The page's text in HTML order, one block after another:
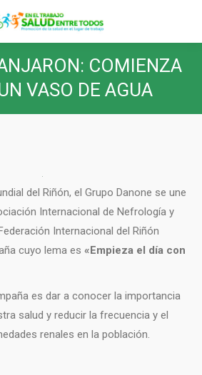
COMIENZA
VASO DE AGUA
del Riñón, el Grupo Danone se une
Internacional de Nefrología y
Internacional del Riñón
cuyo lema es «Empieza el día con
es dar a conocer la importancia
salud y reducir la frecuencia y el
renales en la población.